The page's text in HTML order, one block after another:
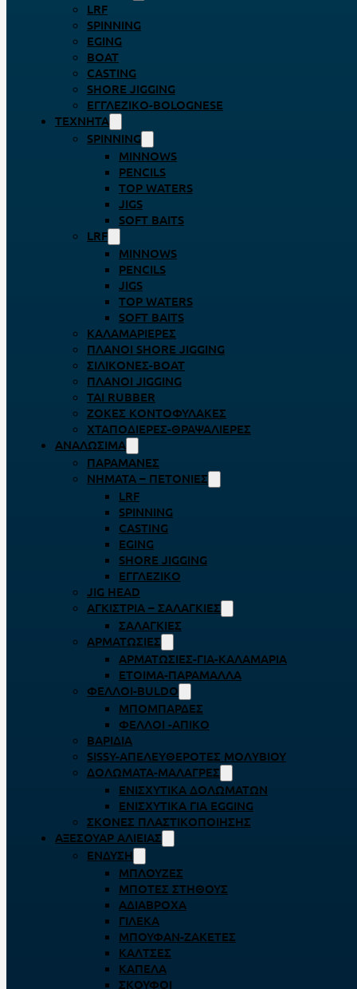
LRF
SPINNING
EGING
BOAT
CASTING
SHORE JIGGING
ΕΓΓΛΈΖΙΚΟ-BOLOGNESE
ΤΕΧΝΗΤΆ
SPINNING
MINNOWS
PENCILS
TOP WATERS
JIGS
SOFT BAITS
LRF
MINNOWS
PENCILS
JIGS
TOP WATERS
SOFT BAITS
ΚΑΛΑΜΑΡΙΈΡΕΣ
ΠΛΆΝΟΙ SHORE JIGGING
ΣΙΛΙΚΌΝΕΣ-BOAT
ΠΛΆΝΟΙ JIGGING
TAI RUBBER
ΖΌΚΕΣ ΚΟΝΤΟΦΎΛΑΚΕΣ
ΧΤΑΠΟΔΙΈΡΕΣ-ΘΡΑΨΑΛΙΈΡΕΣ
ΑΝΑΛΏΣΙΜΑ
ΠΑΡΑΜΆΝΕΣ
ΝΉΜΑΤΑ – ΠΕΤΟΝΙΈΣ
LRF
SPINNING
CASTING
EGING
SHORE JIGGING
ΕΓΓΛΈΖΙΚΟ
JIG HEAD
ΑΓΚΊΣΤΡΙΑ – ΣΑΛΑΓΚΙΈΣ
ΣΑΛΑΓΚΙΈΣ
ΑΡΜΑΤΩΣΙΈΣ
ΑΡΜΑΤΩΣΙΈΣ-ΓΙΑ-ΚΑΛΑΜΆΡΙΑ
ΈΤΟΙΜΑ-ΠΑΡΆΜΑΛΛΑ
ΦΕΛΛΟΊ-BULDO
ΜΠΟΜΠΆΡΔΕΣ
ΦΕΛΛΟΊ -ΑΠΊΚΟ
ΒΑΡΊΔΙΑ
SISSY-ΑΠΕΛΕΥΘΕΡΟΤΈΣ ΜΟΛΥΒΙΟΎ
ΔΟΛΏΜΑΤΑ-ΜΑΛΆΓΡΕΣ
ΕΝΙΣΧΥΤΙΚΆ ΔΟΛΩΜΆΤΩΝ
ΕΝΙΣΧΥΤΙΚΆ ΓΙΑ EGGING
ΣΚΌΝΕΣ ΠΛΑΣΤΙΚΟΠΟΊΗΣΗΣ
ΑΞΕΣΟΥΆΡ ΑΛΙΕΊΑΣ
ΈΝΔΥΣΗ
ΜΠΛΟΎΖΕΣ
ΜΠΌΤΕΣ ΣΤΉΘΟΥΣ
ΑΔΙΆΒΡΟΧΑ
ΓΙΛΈΚΑ
ΜΠΟΥΦΆΝ-ΖΑΚΈΤΕΣ
ΚΆΛΤΣΕΣ
ΚΑΠΈΛΑ
ΣΚΟΎΦΟΙ